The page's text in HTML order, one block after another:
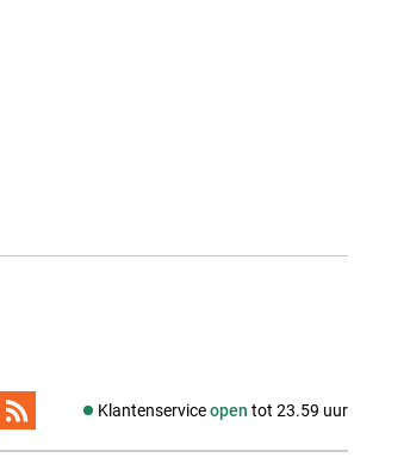
Klantenserviceopen tot 23.59 uur